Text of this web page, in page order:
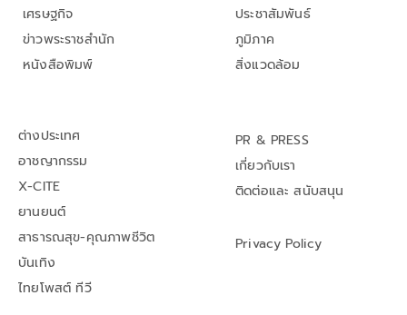
เศรษฐกิจ
ข่าวพระราชสำนัก
หนังสือพิมพ์
ประชาสัมพันธ์
ภูมิภาค
สิ่งแวดล้อม
ต่างประเทศ
อาชญากรรม
X-CITE
ยานยนต์
สาธารณสุข-คุณภาพชีวิต
บันเทิง
ไทยโพสต์ ทีวี
PR & PRESS
เกี่ยวกับเรา
ติดต่อและ สนับสนุน
Privacy Policy